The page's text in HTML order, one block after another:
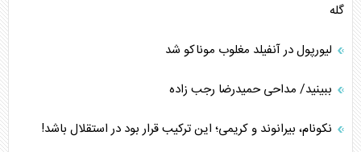
گله
لیورپول در آنفیلد مغلوب موناکو شد
ببینید/ مداحی حمیدرضا رجب زاده
نکونام، بیرانوند و کریمی؛ این ترکیب قرار بود در استقلال باشد!